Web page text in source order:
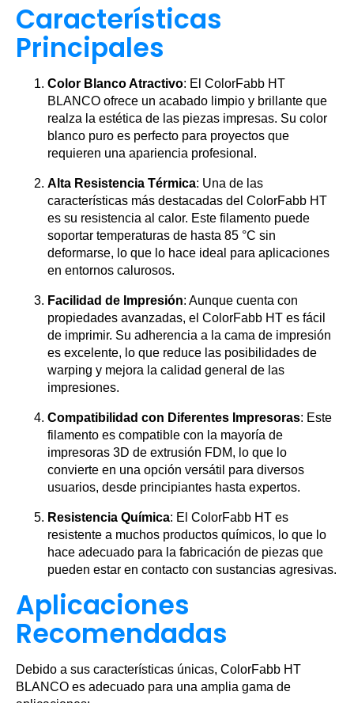
Características
Principales
Color Blanco Atractivo: El ColorFabb HT
BLANCO ofrece un acabado limpio y brillante que
realza la estética de las piezas impresas. Su color
blanco puro es perfecto para proyectos que
requieren una apariencia profesional.
Alta Resistencia Térmica: Una de las
características más destacadas del ColorFabb HT
es su resistencia al calor. Este filamento puede
soportar temperaturas de hasta 85 °C sin
deformarse, lo que lo hace ideal para aplicaciones
en entornos calurosos.
Facilidad de Impresión: Aunque cuenta con
propiedades avanzadas, el ColorFabb HT es fácil
de imprimir. Su adherencia a la cama de impresión
es excelente, lo que reduce las posibilidades de
warping y mejora la calidad general de las
impresiones.
Compatibilidad con Diferentes Impresoras: Este
filamento es compatible con la mayoría de
impresoras 3D de extrusión FDM, lo que lo
convierte en una opción versátil para diversos
usuarios, desde principiantes hasta expertos.
Resistencia Química: El ColorFabb HT es
resistente a muchos productos químicos, lo que lo
hace adecuado para la fabricación de piezas que
pueden estar en contacto con sustancias agresivas.
Aplicaciones
Recomendadas
Debido a sus características únicas, ColorFabb HT
BLANCO es adecuado para una amplia gama de